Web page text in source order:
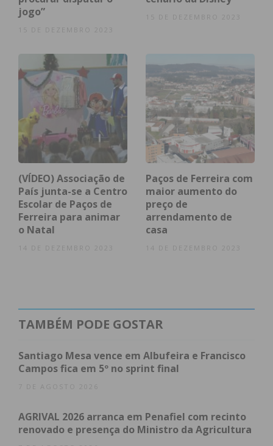
encerrada por “fraca utilização” e o clube, ainda que
tenha ganhado uma maior perceção na
Saiba mais sobre o início do C.R.C 1º de Maio da
perspetiva de um dos seus “pais” , Álvaro Neto.
Para Pedro Silva, atual presidente do C.R.C. 1º de
“misto de sensações”, porque, ainda que seja um
marco histórico que “apenas se vive uma vez”,
jogo”
(VÍDEO) Associação de
País junta-se a Centro
Escolar de Paços de
Ferreira para animar
o Natal
14 DE DEZEMBRO 2023
Paços de Ferreira com
maior aumento do
preço de
arrendamento de
casa
14 DE DEZEMBRO 2023
TAMBÉM PODE GOSTAR
Santiago Mesa vence em Albufeira e Francisco
Campos fica em 5º no sprint final
7 DE AGOSTO 2026
AGRIVAL 2026 arranca em Penafiel com recinto
renovado e presença do Ministro da Agricultura